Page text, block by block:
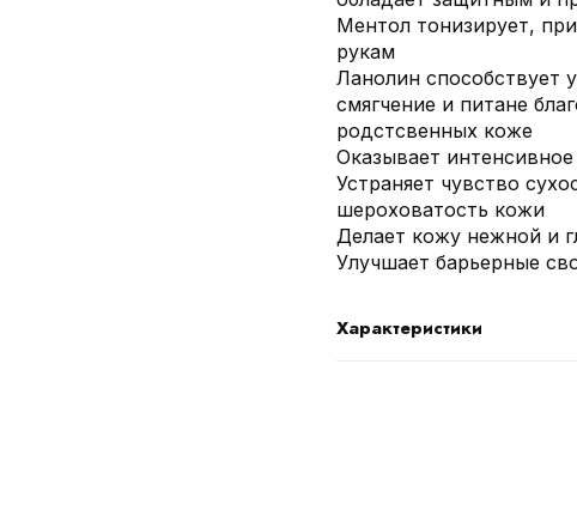
Ментол тонизирует,
рукам
Ланолин способствует
смягчение и питане
родстсвенных коже
Оказывает
Устраняет чувство
шероховатость кожи
Делает кожу нежной и
Улучшает барьерные
Характеристики